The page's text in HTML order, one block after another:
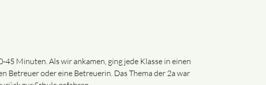
Minuten. Als wir ankamen, ging jede Klasse in einen
Betreuer oder eine Betreuerin. Das Thema der 2a war